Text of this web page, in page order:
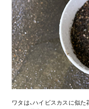
ワタは、ハイビスカスに似